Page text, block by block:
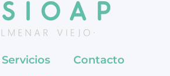
Servicios
Contacto